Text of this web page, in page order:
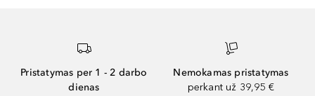
Pristatymas per 1 - 2 darbo
dienas
Nemokamas pristatymas
perkant už 39,95 €